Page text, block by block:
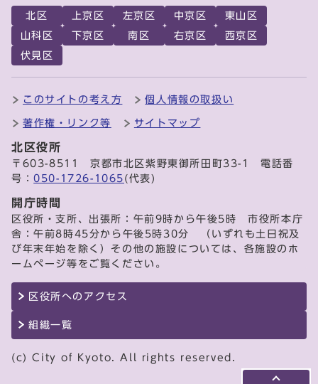
北区 上京区 左京区 中京区
東山区
山科区
下京区 南区 右京区
西京区
伏見区
このサイトの考え方 個人情報の取扱い
著作権・リンク等 サイトマップ
北区役所
〒603-8511 京都市北区紫野東御所田町33-1 電話番
号：050-1726-1065 (代表)
開庁時間
区役所・支所、出張所：午前9時から午後5時 市役所本庁
舎：午前8時45分から午後5時30分 （いずれも土日祝及
び年末年始を除く）その他の施設については、各施設のホ
ームページ等をご覧ください。
区役所へのアクセス
組織一覧
(c) City of Kyoto. All rights reserved.